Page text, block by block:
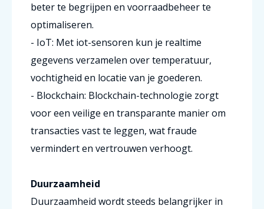
beter te begrijpen en voorraadbeheer te
optimaliseren.
- IoT: Met iot-sensoren kun je realtime
gegevens verzamelen over temperatuur,
vochtigheid en locatie van je goederen.
- Blockchain: Blockchain-technologie zorgt
voor een veilige en transparante manier om
transacties vast te leggen, wat fraude
vermindert en vertrouwen verhoogt.
Duurzaamheid
Duurzaamheid wordt steeds belangrijker in